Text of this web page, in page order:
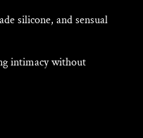
silicone, and sensual
intimacy without